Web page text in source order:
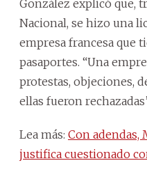
González explicó que,
Nacional, se hizo una
empresa francesa que
pasaportes. “Una
protestas, objeciones,
ellas fueron
Lea más: Con
justifica cuestionado